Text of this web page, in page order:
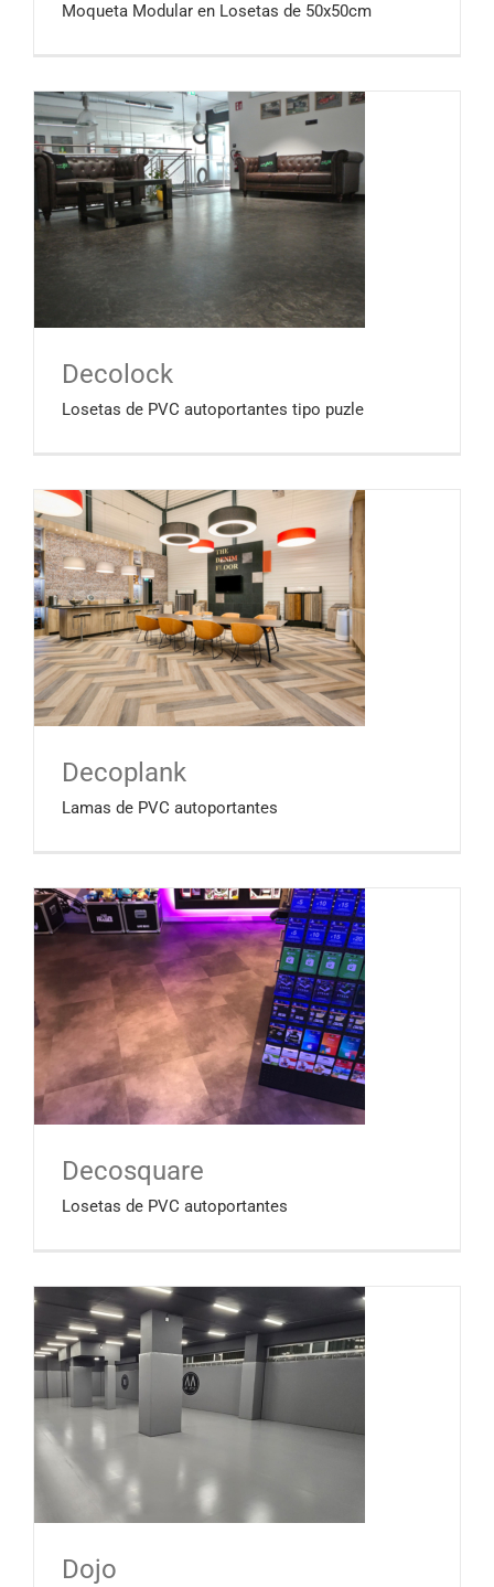
Moqueta Modular en Losetas de 50x50cm
Decolock
Losetas de PVC autoportantes tipo puzle
Decoplank
Lamas de PVC autoportantes
Decosquare
Losetas de PVC autoportantes
Dojo